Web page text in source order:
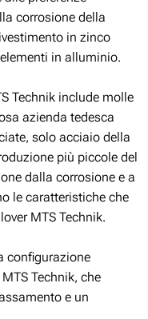
corrosione della
in zinco
in alluminio.
Technik include molle
azienda tedesca
solo acciaio della
più piccole del
dalla corrosione e a
le caratteristiche che
MTS Technik.
configurazione
Technik, che
e un